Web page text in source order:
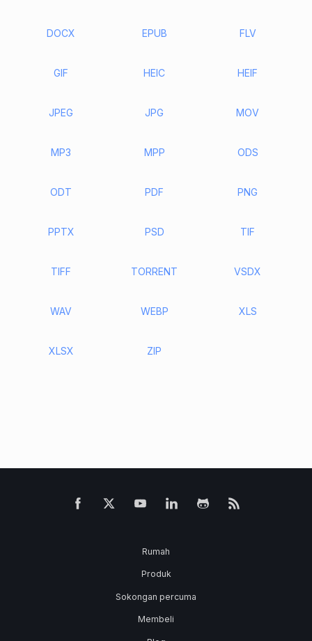
DOCX EPUB FLV
GIF HEIC HEIF
JPEG JPG MOV
MP3 MPP ODS
ODT PDF PNG
PPTX PSD TIF
TIFF TORRENT VSDX
WAV WEBP XLS
XLSX ZIP
Rumah
Produk
Sokongan percuma
Membeli